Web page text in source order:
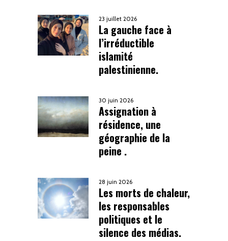
23 juillet 2026
La gauche face à
l’irréductible
islamité
palestinienne.
30 juin 2026
Assignation à
résidence, une
géographie de la
peine .
28 juin 2026
Les morts de chaleur,
les responsables
politiques et le
silence des médias.